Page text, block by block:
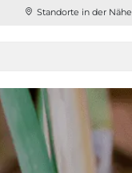
Standorte in der Nähe​​​​​​​